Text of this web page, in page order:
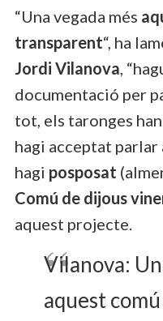
“Una vegada més
transparent“, ha
Jordi Vilanova,
documentació per
tot, els taronges
hagi acceptat
hagi posposat
Comú de dijous
aquest projecte.
Vilanova:
aquest